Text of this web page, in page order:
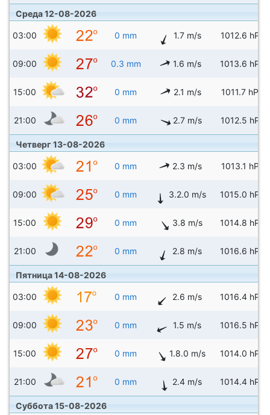
Среда 12-08-2026
03:00 0 mm 1.7 m/s 1012.6 hPa
09:00 0.3 mm 1.6 m/s 1013.6 hPa
15:00 0 mm 2.1 m/s 1011.7 hPa
21:00 0 mm 2.7 m/s 1012.5 hPa
Четверг 13-08-2026
03:00 0 mm 2.3 m/s 1013.1 hPa
09:00 0 mm 3.2.0 m/s 1015.0 hPa
15:00 0 mm 3.8 m/s 1014.8 hPa
21:00 0 mm 2.8 m/s 1016.6 hPa
Пятница 14-08-2026
03:00 0 mm 2.6 m/s 1016.4 hPa
09:00 0 mm 1.5 m/s 1016.5 hPa
15:00 0 mm 1.8.0 m/s 1014.0 hPa
21:00 0 mm 2.4 m/s 1014.4 hPa
Суббота 15-08-2026